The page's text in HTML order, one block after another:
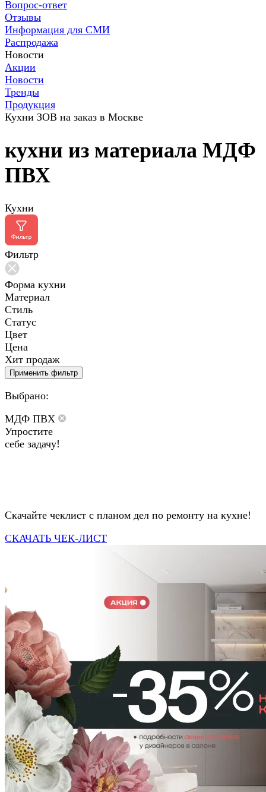
Вопрос-ответ
Отзывы
Информация для СМИ
Распродажа
Новости
Акции
Новости
Тренды
Продукция
Кухни ЗОВ на заказ в Москве
кухни из материала МДФ
ПВХ
Кухни
Фильтр
Форма кухни
Материал
Стиль
Статус
Цвет
Цена
Хит продаж
Применить фильтр
Выбрано:
МДФ ПВХ
Упростите
себе задачу!
Скачайте чеклист с планом дел по ремонту на кухне!
СКАЧАТЬ ЧЕК-ЛИСТ